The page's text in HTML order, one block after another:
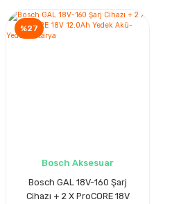
%27
Bosch Aksesuar
Bosch GAL 18V-160 Şarj
Cihazı + 2 X ProCORE 18V